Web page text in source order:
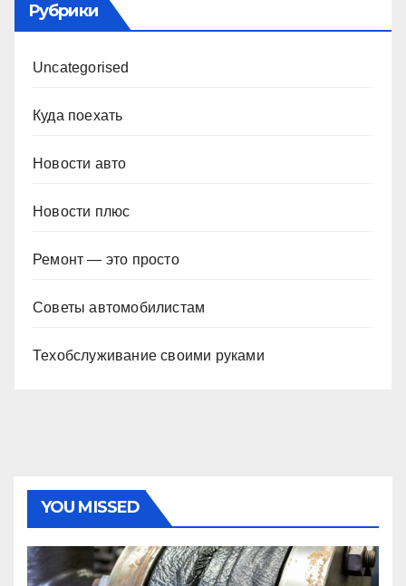
Рубрики
Uncategorised
Куда поехать
Новости авто
Новости плюс
Ремонт — это просто
Советы автомобилистам
Техобслуживание своими руками
YOU MISSED